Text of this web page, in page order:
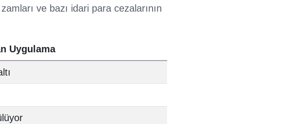
ve bazı idari para cezalarının
Uygulama